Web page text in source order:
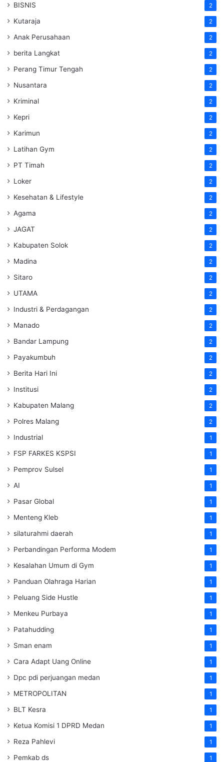
BISNIS 2
Kutaraja 2
Anak Perusahaan 2
berita Langkat 2
Perang Timur Tengah 2
Nusantara 2
Kriminal 2
Kepri 2
Karimun 2
Latihan Gym 2
PT Timah 2
Loker 2
Kesehatan & Lifestyle 2
Agama 2
JAGAT 2
Kabupaten Solok 2
Madina 2
Sitaro 2
UTAMA 2
Industri & Perdagangan 2
Manado 2
Bandar Lampung 2
Payakumbuh 2
Berita Hari Ini 2
Institusi 2
Kabupaten Malang 2
Polres Malang 2
Industrial 1
FSP FARKES KSPSI 1
Pemprov Sulsel 1
AI 1
Pasar Global 1
Menteng Kleb 1
silaturahmi daerah 1
Perbandingan Performa Modem 1
Kesalahan Umum di Gym 1
Panduan Olahraga Harian 1
Peluang Side Hustle 1
Menkeu Purbaya 1
Patahudding 1
Sman enam 1
Cara Adapt Uang Online 1
Dpc pdi perjuangan medan 1
METROPOLITAN 1
BLT Kesra 1
Ketua Komisi 1 DPRD Medan 1
Reza Pahlevi 1
Pemkab ds 1